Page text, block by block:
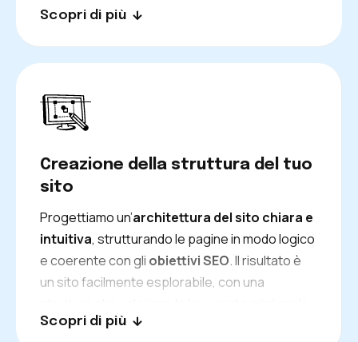
qualsiasi criticità tecnica.
Scopri di più
Creazione della struttura del tuo
sito
Progettiamo un’architettura del sito chiara e
intuitiva, strutturando le pagine in modo logico
e coerente con gli obiettivi SEO. Il risultato è
un sito facilmente esplorabile, con una
visibilità su Google.
Scopri di più